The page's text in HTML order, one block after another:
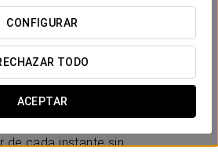
CONFIGURAR
TODO
ACEPTAR
con el majestuoso
y el Golfo de Nápoles, Ischia
ante vuestros ojos. Nuestro
y el encanto del
de cada instante sin